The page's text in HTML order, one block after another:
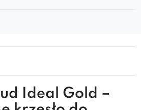
Ideal Gold –